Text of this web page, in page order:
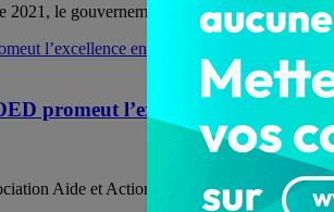
le gouvernement togolais a décalé la
promeut l’excellence en milieu
Aide et Action à la Veuve, à l’Orphelin et